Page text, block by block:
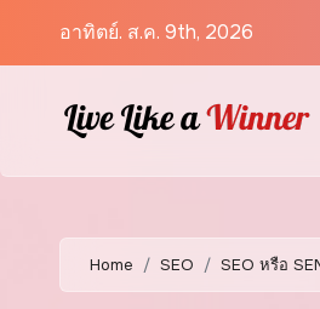
อาทิตย์. ส.ค. 9th, 2026
Home SEO SEO หรือ